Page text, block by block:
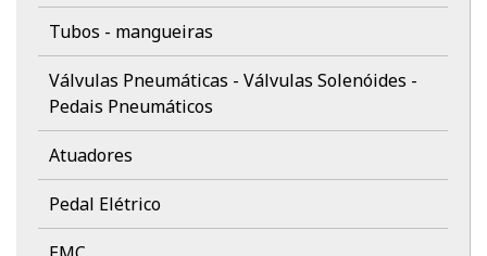
Tubos - mangueiras
Válvulas Pneumáticas - Válvulas Solenóides -
Pedais Pneumáticos
Atuadores
Pedal Elétrico